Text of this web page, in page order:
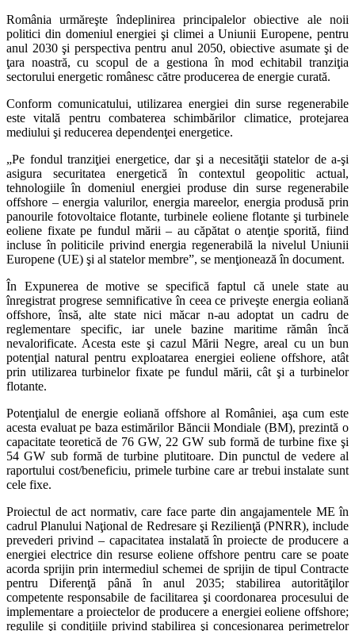
România urmăreşte îndeplinirea principalelor obiective ale noii
politici din domeniul energiei şi climei a Uniunii Europene, pentru
anul 2030 şi perspectiva pentru anul 2050, obiective asumate şi de
ţara noastră, cu scopul de a gestiona în mod echitabil tranziţia
sectorului energetic românesc către producerea de energie curată.
Conform comunicatului, utilizarea energiei din surse regenerabile
este vitală pentru combaterea schimbărilor climatice, protejarea
mediului şi reducerea dependenţei energetice.
„Pe fondul tranziţiei energetice, dar şi a necesităţii statelor de a-şi
asigura securitatea energetică în contextul geopolitic actual,
tehnologiile în domeniul energiei produse din surse regenerabile
offshore – energia valurilor, energia mareelor, energia produsă prin
panourile fotovoltaice flotante, turbinele eoliene flotante şi turbinele
eoliene fixate pe fundul mării – au căpătat o atenţie sporită, fiind
incluse în politicile privind energia regenerabilă la nivelul Uniunii
Europene (UE) şi al statelor membre”, se menţionează în document.
În Expunerea de motive se specifică faptul că unele state au
înregistrat progrese semnificative în ceea ce priveşte energia eoliană
offshore, însă, alte state nici măcar n-au adoptat un cadru de
reglementare specific, iar unele bazine maritime rămân încă
nevalorificate. Acesta este şi cazul Mării Negre, areal cu un bun
potenţial natural pentru exploatarea energiei eoliene offshore, atât
prin utilizarea turbinelor fixate pe fundul mării, cât şi a turbinelor
flotante.
Potenţialul de energie eoliană offshore al României, aşa cum este
acesta evaluat pe baza estimărilor Băncii Mondiale (BM), prezintă o
capacitate teoretică de 76 GW, 22 GW sub formă de turbine fixe şi
54 GW sub formă de turbine plutitoare. Din punctul de vedere al
raportului cost/beneficiu, primele turbine care ar trebui instalate sunt
cele fixe.
Proiectul de act normativ, care face parte din angajamentele ME în
cadrul Planului Naţional de Redresare şi Rezilienţă (PNRR), include
prevederi privind – capacitatea instalată în proiecte de producere a
energiei electrice din resurse eoliene offshore pentru care se poate
acorda sprijin prin intermediul schemei de sprijin de tipul Contracte
pentru Diferenţă până în anul 2035; stabilirea autorităţilor
competente responsabile de facilitarea şi coordonarea procesului de
implementare a proiectelor de producere a energiei eoliene offshore;
regulile şi condiţiile privind stabilirea şi concesionarea perimetrelor